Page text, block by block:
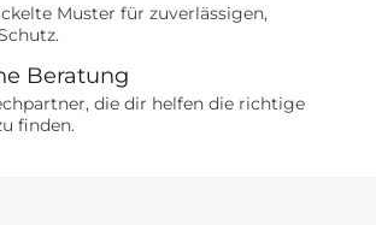
Muster für zuverlässigen,
Beratung
die dir helfen die richtige
finden.